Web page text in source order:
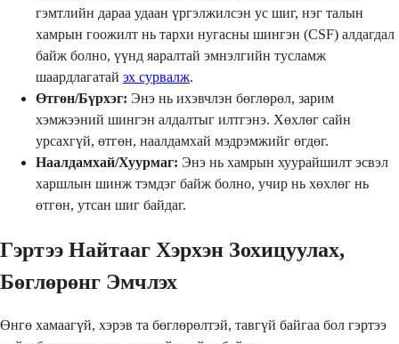
гэмтлийн дараа удаан үргэлжилсэн ус шиг, нэг талын
хамрын гоожилт нь тархи нугасны шингэн (CSF) алдагдал
байж болно, үүнд яаралтай эмнэлгийн тусламж
шаардлагатай эх сурвалж.
Өтгөн/Бүрхэг: Энэ нь ихэвчлэн бөглөрөл, зарим
хэмжээний шингэн алдалтыг илтгэнэ. Хөхлөг сайн
урсахгүй, өтгөн, наалдамхай мэдрэмжийг өгдөг.
Наалдамхай/Хуурмаг: Энэ нь хамрын хуурайшилт эсвэл
харшлын шинж тэмдэг байж болно, учир нь хөхлөг нь
өтгөн, утсан шиг байдаг.
Гэртээ Найтааг Хэрхэн Зохицуулах,
Бөглөрөнг Эмчлэх
Өнгө хамаагүй, хэрэв та бөглөрөлтэй, тавгүй байгаа бол гэртээ